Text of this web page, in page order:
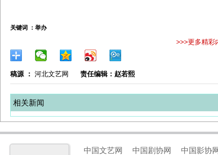
关键词 ： 举办
>>>更多精彩
稿源 ： 河北文艺网 责任编辑：赵若熙
相关新闻
中国文艺网 中国剧协网
中国影协